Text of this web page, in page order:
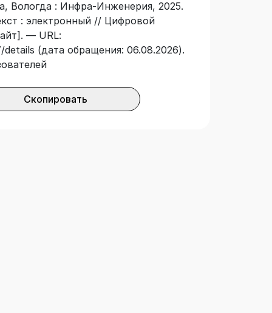
(elastic follow-up). Для
и трубопроводов. Может
вузов по специальностям
и «Динамика и прочность
Вологда : Инфра-Инженерия, 2025.
: электронный // Цифровой
— URL:
(дата обращения: 06.08.2026).
Скопировать